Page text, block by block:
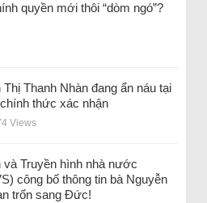
quyền mới thôi “dòm ngó”?
Thanh Nhàn đang ẩn náu tại
thức xác nhận
Views
và Truyền hình nhà nước
công bố thông tin bà Nguyễn
trốn sang Đức!